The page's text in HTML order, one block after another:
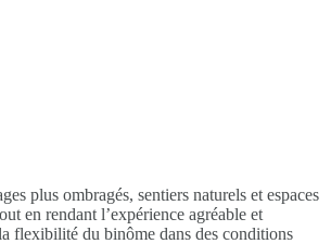
plus ombragés, sentiers naturels et espaces
en rendant l’expérience agréable et
flexibilité du binôme dans des conditions